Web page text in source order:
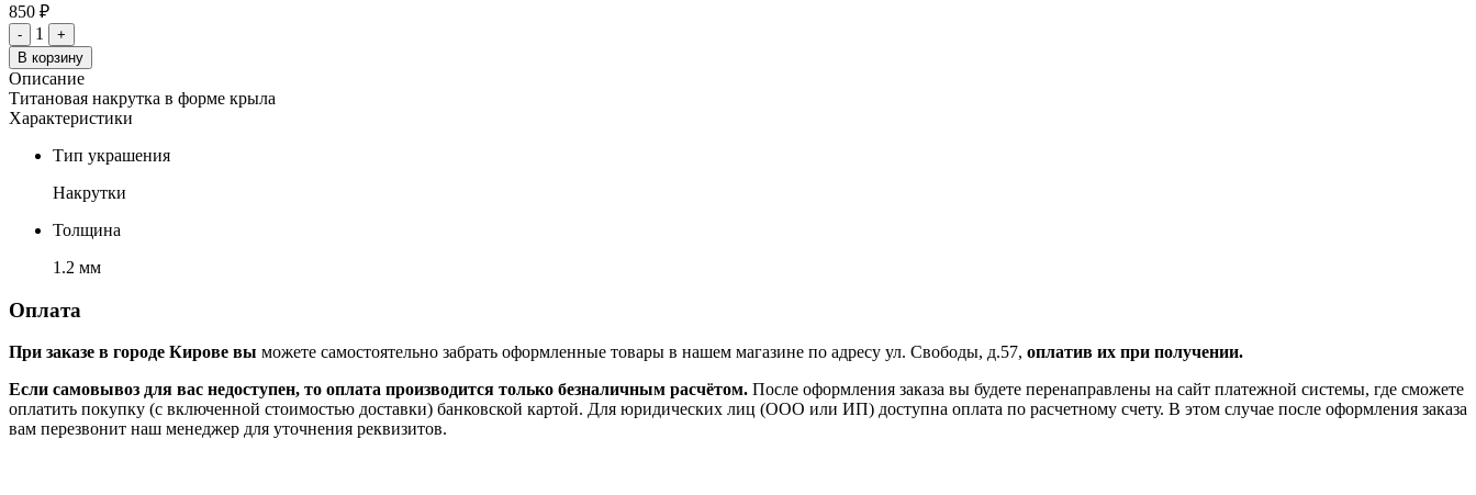
850 ₽
- 1
+
В корзину
Описание
Титановая накрутка в форме крыла
Характеристики
Тип украшения
Накрутки
Толщина
1.2 мм
Оплата
При заказе в городе Кирове вы можете самостоятельно забрать оформленные товары в нашем магазине по адресу ул. Свободы, д.57, оплатив их при получении.
Если самовывоз для вас недоступен, то оплата производится только безналичным расчётом. После оформления заказа вы будете перенаправлены на сайт платежной системы, где сможете
оплатить покупку (с включенной стоимостью доставки) банковской картой. Для юридических лиц (ООО или ИП) доступна оплата по расчетному счету. В этом случае после оформления заказа
вам перезвонит наш менеджер для уточнения реквизитов.